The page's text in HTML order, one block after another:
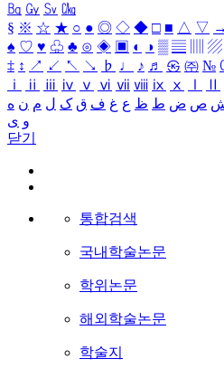
㏃ ㏉ ㏜ ㏆
§ ※ ☆ ★ ○ ● ◎ ◇ ◆ □ ■ △ ▽ →
♠ ♡ ♥ ♧ ♣ ⊙ ◈ ▣ ◐ ◑ ▒ ▤ ▨
‡ ↕ ↗ ↙ ↖ ↘ ♭ ♩ ♪ ♬ ㉿ ㈜ №
ⅰ
ⅱ ⅲ ⅳ ⅴ ⅵ ⅶ ⅷ ⅸ ⅹ
ص ض ط ظ ع غ ف ق ک ل م ن ه
و ی
닫기
통합검색
국내학술논문
학위논문
해외학술논문
학술지